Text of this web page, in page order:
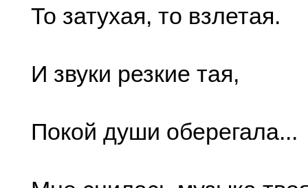
То затухая, то взлетая.
И звуки резкие тая,
Покой души оберегала...